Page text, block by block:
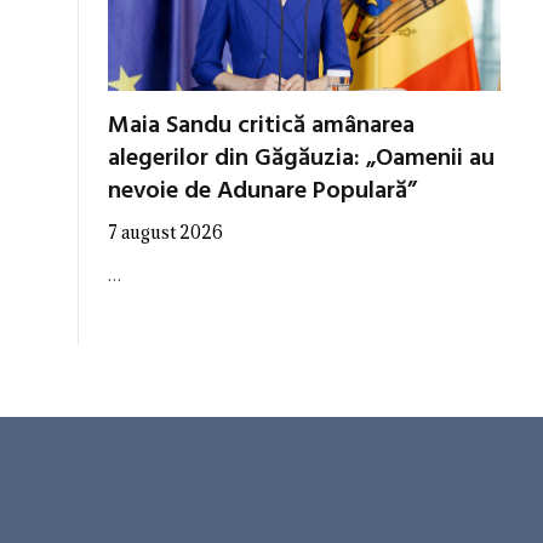
Maia Sandu critică amânarea
alegerilor din Găgăuzia: „Oamenii au
nevoie de Adunare Populară”
7 august 2026
…